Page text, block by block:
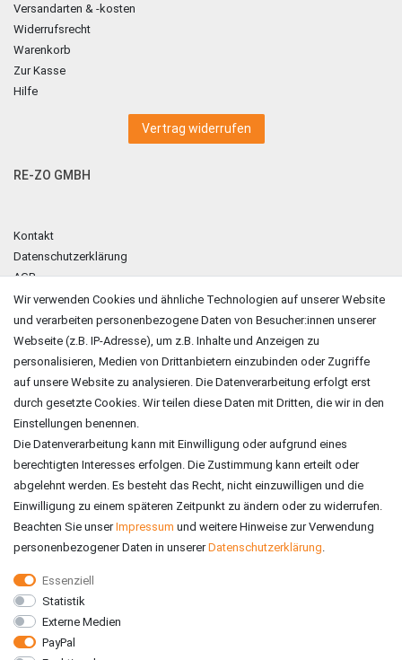
Versandarten & -kosten
Widerrufsrecht
Warenkorb
Zur Kasse
Hilfe
Vertrag widerrufen
RE-ZO GMBH
Kontakt
Datenschutzerklärung
AGB
Impressum
ZAHLUNGSARTEN
VERSAND
Wir verwenden Cookies und ähnliche Technologien auf unserer Website
und verarbeiten personenbezogene Daten von Besucher:innen unserer
Webseite (z.B. IP-Adresse), um z.B. Inhalte und Anzeigen zu
personalisieren, Medien von Drittanbietern einzubinden oder Zugriffe
auf unsere Website zu analysieren. Die Datenverarbeitung erfolgt erst
durch gesetzte Cookies. Wir teilen diese Daten mit Dritten, die wir in den
Einstellungen benennen.
Die Datenverarbeitung kann mit Einwilligung oder aufgrund eines
berechtigten Interesses erfolgen. Die Zustimmung kann erteilt oder
abgelehnt werden. Es besteht das Recht, nicht einzuwilligen und die
Einwilligung zu einem späteren Zeitpunkt zu ändern oder zu widerrufen.
Beachten Sie unserImpressum und weitere Hinweise zur Verwendung
personenbezogener Daten in unsererDaten­schutz­erklärung.
Essenziell
Statistik
Externe Medien
PayPal